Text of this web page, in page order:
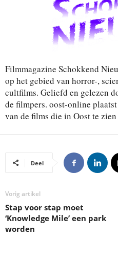
Filmmagazine Schokkend
op het gebied van horror-,
cultfilms. Geliefd en gelezen
de filmpers. oost-online
van de films die in Oost te
Deel
Vorig artikel
Stap voor stap moet
‘Knowledge Mile’ een park
worden